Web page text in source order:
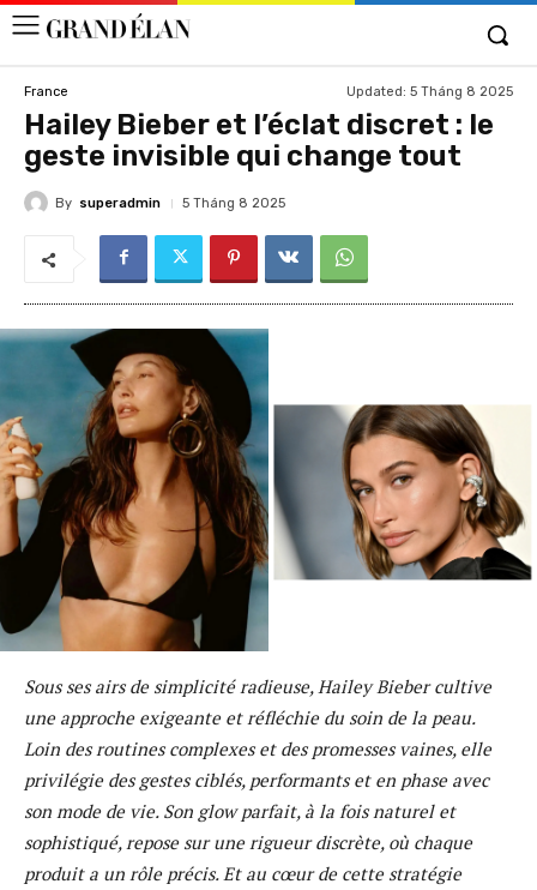
France Updated: 5 Tháng 8 2025
Hailey Bieber et l’éclat discret : le
geste invisible qui change tout
By superadmin 5 Tháng 8 2025
Sous ses airs de simplicité radieuse, Hailey Bieber cultive
une approche exigeante et réfléchie du soin de la peau.
Loin des routines complexes et des promesses vaines, elle
privilégie des gestes ciblés, performants et en phase avec
son mode de vie. Son glow parfait, à la fois naturel et
sophistiqué, repose sur une rigueur discrète, où chaque
produit a un rôle précis. Et au cœur de cette stratégie